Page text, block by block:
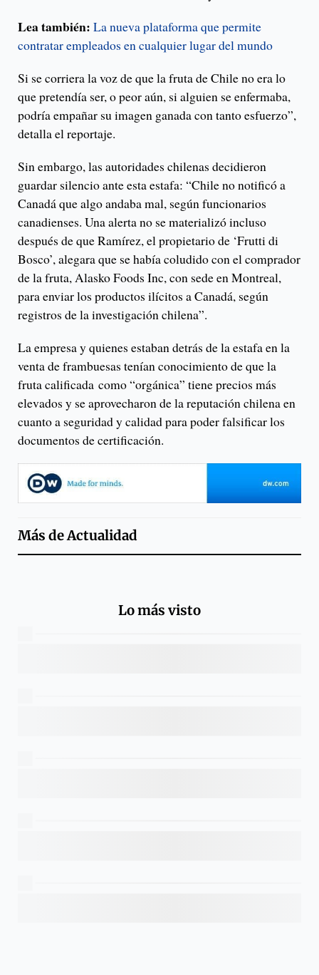
Lea también: La nueva plataforma que permite
contratar empleados en cualquier lugar del mundo
Si se corriera la voz de que la fruta de Chile no era lo
que pretendía ser, o peor aún, si alguien se enfermaba,
podría empañar su imagen ganada con tanto esfuerzo”,
detalla el reportaje.
Sin embargo, las autoridades chilenas decidieron
guardar silencio ante esta estafa: “Chile no notificó a
Canadá que algo andaba mal, según funcionarios
canadienses. Una alerta no se materializó incluso
después de que Ramírez, el propietario de ‘Frutti di
Bosco’, alegara que se había coludido con el comprador
de la fruta, Alasko Foods Inc, con sede en Montreal,
para enviar los productos ilícitos a Canadá, según
registros de la investigación chilena”.
La empresa y quienes estaban detrás de la estafa en la
venta de frambuesas tenían conocimiento de que la
fruta calificada como “orgánica” tiene precios más
elevados y se aprovecharon de la reputación chilena en
cuanto a seguridad y calidad para poder falsificar los
documentos de certificación.
Más deActualidad
Lo más visto